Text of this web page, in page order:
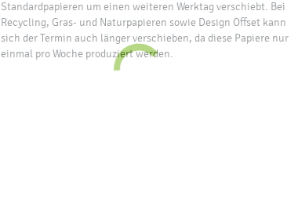
Standardpapieren um einen weiteren Werktag verschiebt. Bei
Recycling, Gras- und Naturpapieren sowie Design Offset kann
sich der Termin auch länger verschieben, da diese Papiere nur
einmal pro Woche produziert werden.